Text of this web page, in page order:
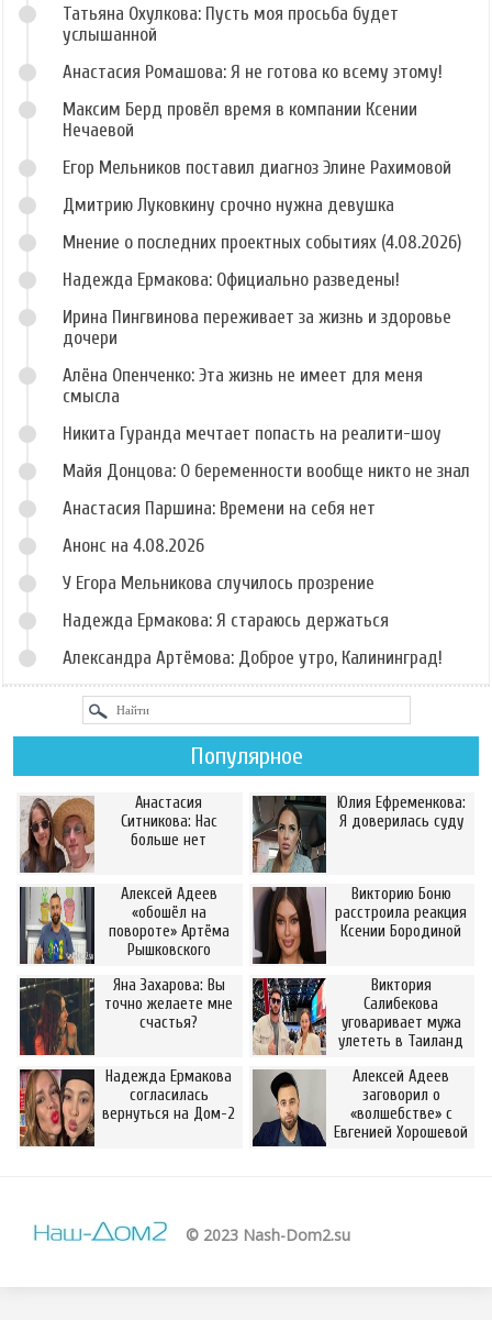
Татьяна Охулкова: Пусть моя просьба будет
услышанной
Анастасия Ромашова: Я не готова ко всему этому!
Максим Берд провёл время в компании Ксении
Нечаевой
Егор Мельников поставил диагноз Элине Рахимовой
Дмитрию Луковкину срочно нужна девушка
Мнение о последних проектных событиях (4.08.2026)
Надежда Ермакова: Официально разведены!
Ирина Пингвинова переживает за жизнь и здоровье
дочери
Алёна Опенченко: Эта жизнь не имеет для меня
смысла
Никита Гуранда мечтает попасть на реалити-шоу
Майя Донцова: О беременности вообще никто не знал
Анастасия Паршина: Времени на себя нет
Анонс на 4.08.2026
У Егора Мельникова случилось прозрение
Надежда Ермакова: Я стараюсь держаться
Александра Артёмова: Доброе утро, Калининград!
Популярное
Анастасия
Ситникова: Нас
больше нет
Юлия Ефременкова:
Я доверилась суду
Алексей Адеев
«обошёл на
повороте» Артёма
Рышковского
Викторию Боню
расстроила реакция
Ксении Бородиной
Яна Захарова: Вы
точно желаете мне
счастья?
Виктория
Салибекова
уговаривает мужа
улететь в Таиланд
Надежда Ермакова
согласилась
вернуться на Дом-2
Алексей Адеев
заговорил о
«волшебстве» с
Евгенией Хорошевой
© 2023 Nash-Dom2.su